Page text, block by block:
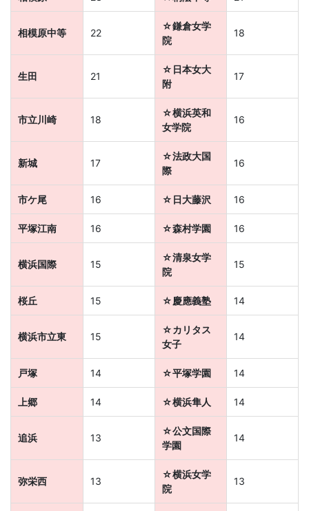
相模原中等 22
☆鎌倉女学
院
18
生田 21
☆日本女大
附
17
市立川崎 18
☆横浜英和
女学院
16
新城 17
☆法政大国
際
16
市ケ尾 16 ☆日大藤沢 16
平塚江南 16 ☆森村学園 16
横浜国際 15
☆清泉女学
院
15
桜丘 15 ☆慶應義塾 14
横浜市立東 15
☆カリタス
女子
14
戸塚 14 ☆平塚学園 14
上郷 14 ☆横浜隼人 14
追浜 13
☆公文国際
学園
14
弥栄西 13
☆横浜女学
院
13